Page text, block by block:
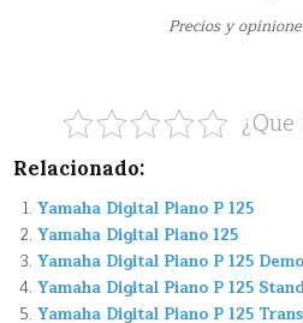
Precios y
Relacionado:
Yamaha Digital Piano P 125
Yamaha Digital Piano 125
Yamaha Digital Piano P 125
Yamaha Digital Piano P 125
Yamaha Digital Piano P 125